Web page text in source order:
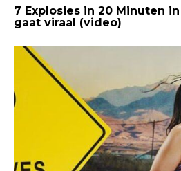
7 Explosies in 20 Minuten
gaat viraal (video)